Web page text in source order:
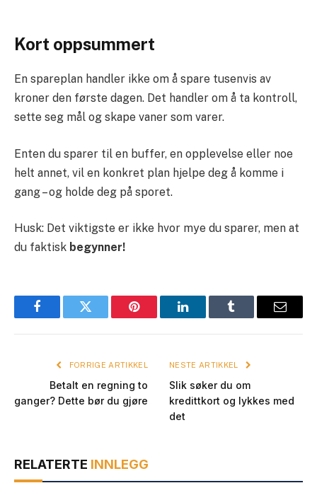
Kort oppsummert
En spareplan handler ikke om å spare tusenvis av
kroner den første dagen. Det handler om å ta kontroll,
sette seg mål og skape vaner som varer.
Enten du sparer til en buffer, en opplevelse eller noe
helt annet, vil en konkret plan hjelpe deg å komme i
gang – og holde deg på sporet.
Husk: Det viktigste er ikke hvor mye du sparer, men at
du faktisk begynner!
FacebookTwitter Pinterest LinkedInTumblr
E-
FORRIGE ARTIKKEL
Betalt en regning to
ganger? Dette bør du gjøre
NESTE ARTIKKEL
Slik søker du om
kredittkort og lykkes med
det
RELATERTE INNLEGG